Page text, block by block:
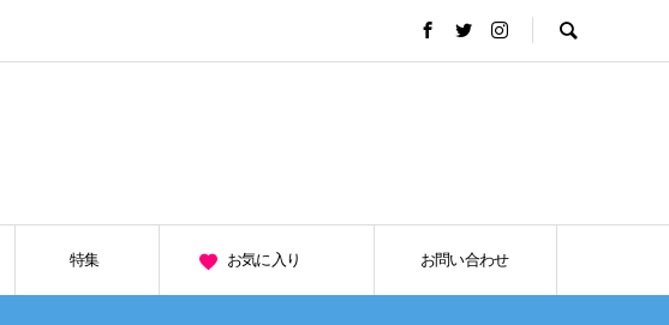
特集 お気に入り お問い合わせ